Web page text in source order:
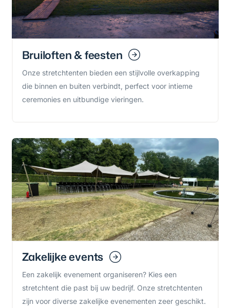
Bruiloften & feesten
Onze stretchtenten bieden een stijlvolle overkapping
die binnen en buiten verbindt, perfect voor intieme
ceremonies en uitbundige vieringen.
Zakelijke events
Een zakelijk evenement organiseren? Kies een
stretchtent die past bij uw bedrijf. Onze stretchtenten
zijn voor diverse zakelijke evenementen zeer geschikt.